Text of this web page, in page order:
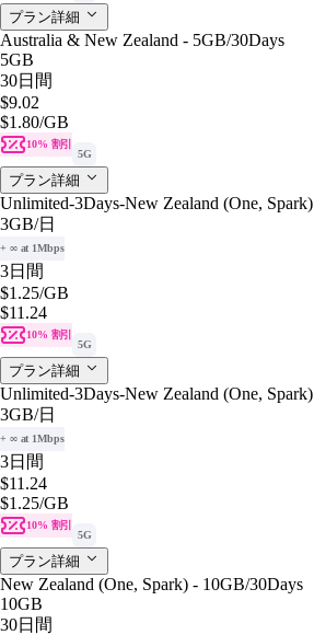
プラン詳細
Australia & New Zealand - 5GB/30Days
5GB
30日間
$9.02
$1.80/GB
10% 割引
5G
プラン詳細
Unlimited-3Days-New Zealand (One, Spark)
3GB/日
+ ∞ at 1Mbps
3日間
$1.25/GB
$11.24
10% 割引
5G
プラン詳細
Unlimited-3Days-New Zealand (One, Spark)
3GB/日
+ ∞ at 1Mbps
3日間
$11.24
$1.25/GB
10% 割引
5G
プラン詳細
New Zealand (One, Spark) - 10GB/30Days
10GB
30日間